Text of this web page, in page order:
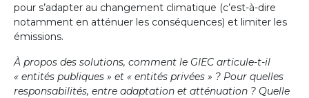
pour s’adapter au changement climatique (c’est-à-dire
notamment en atténuer les conséquences) et limiter les
émissions.
À propos des solutions, comment le GIEC articule-t-il
« entités publiques » et « entités privées » ? Pour quelles
responsabilités, entre adaptation et atténuation ? Quelle